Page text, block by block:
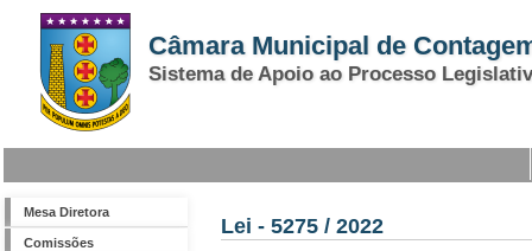
Câmara Municipal de
Sistema de Apoio ao Processo
Mesa Diretora
Comissões
Lei - 5275 / 2022